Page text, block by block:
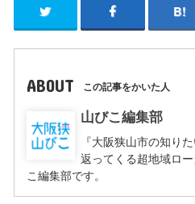
ABOUT この記事をかいた人
山びこ編集部
『大阪狭山市の知り
返ってくる超地域ロ
こ編集部です。